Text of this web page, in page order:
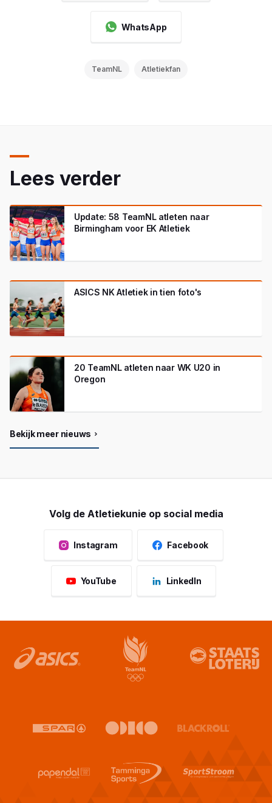
WhatsApp
TeamNL Atletiekfan
Lees verder
Update: 58 TeamNL atleten naar
Birmingham voor EK Atletiek
ASICS NK Atletiek in tien foto's
20 TeamNL atleten naar WK U20 in
Oregon
Bekijk meer nieuws
Volg de Atletiekunie op social media
Instagram Facebook
YouTube LinkedIn